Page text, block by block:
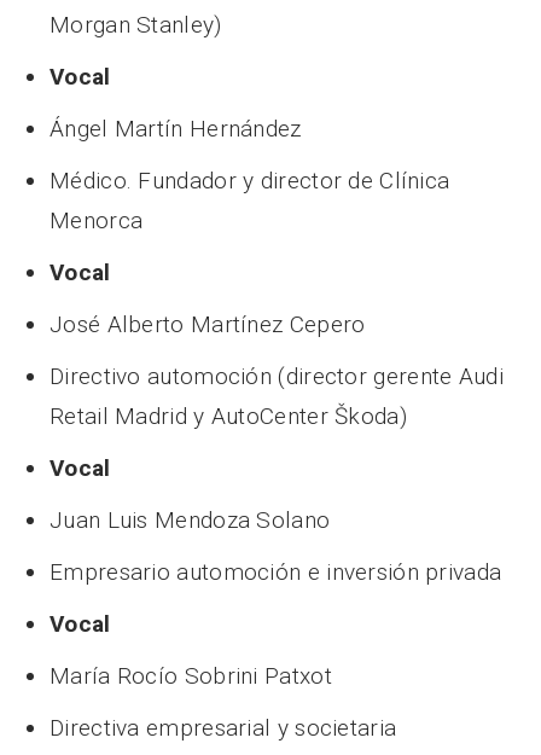
Morgan Stanley)
Vocal
Ángel Martín Hernández
Médico. Fundador y director de Clínica
Menorca
Vocal
José Alberto Martínez Cepero
Directivo automoción (director gerente Audi
Retail Madrid y AutoCenter Škoda)
Vocal
Juan Luis Mendoza Solano
Empresario automoción e inversión privada
Vocal
María Rocío Sobrini Patxot
Directiva empresarial y societaria